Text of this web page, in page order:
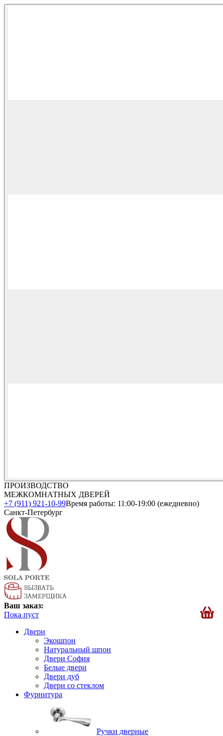
ПРОИЗВОДСТВО
МЕЖКОМНАТНЫХ ДВЕРЕЙ
+7 (911) 921-10-99Время работы: 11:00-19:00 (ежедневно)
Санкт-Петербург
Ваш заказ:
Пока пуст
Двери
Экошпон
Натуральный шпон
Двери София
Белые двери
Двери дуб
Двери со стеклом
Фурнитура
Ручки дверные